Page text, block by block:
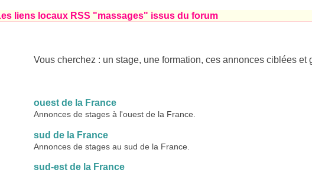
Les liens locaux RSS "massages" issus du forum
Vous cherchez : un stage, une formation, ces annonces ciblées
ouest de la France
Annonces de stages à l'ouest de la France.
sud de la France
Annonces de stages au sud de la France.
sud-est de la France